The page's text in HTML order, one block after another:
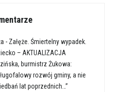
- Załęże. Śmiertelny wypadek.
– AKTUALIZACJA
burmistrz Żukowa:
rozwój gminy, a nie
lat poprzednich…”